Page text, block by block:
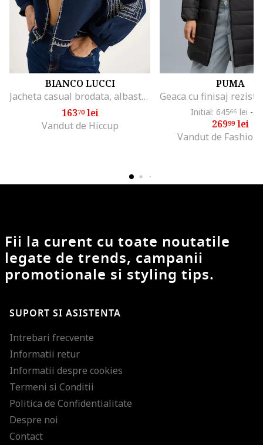
BIANCO LUCCI
Jacheta casual brodata, albastru marin, bumbac, guler rotund, maneci lungi
16370lei
Vandut de Hiccup
PUMA
Initial: 64566 lei -
26999lei
Vandut de Fashion
Fii la curent cu toate noutatile
legate de trends, campanii
promotionale si styling tips.
SUPORT SI ASISTENTA
Intrebari frecvente
Informatii retur
Informatii despre cookies
Termeni si Conditii
Politica de Confidentialitate
Despre noi
Contact